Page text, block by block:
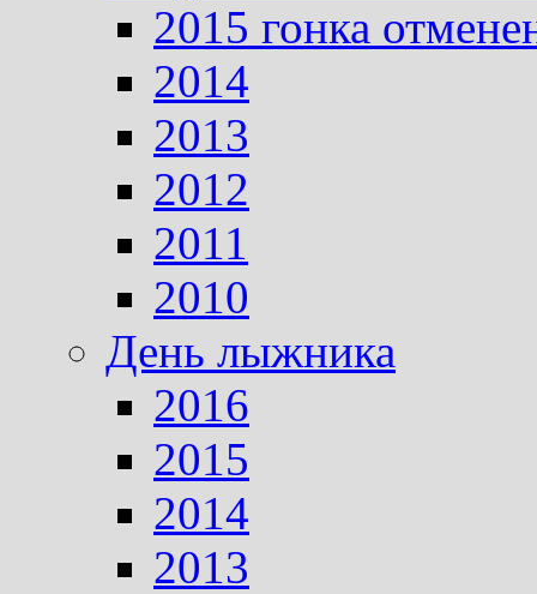
2015 гонка
2014
2013
2012
2011
2010
День лыжника
2016
2015
2014
2013